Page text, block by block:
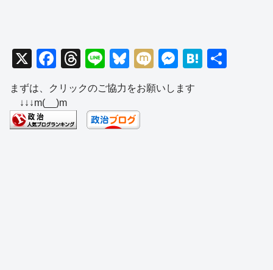
X
F
a
c
e
b
T
hr
e
a
d
Li
n
e
Bl
u
e
sk
y
M
ixi
M
e
ss
H
まずは、クリックのご協力をお願いします
↓↓↓m(__)m